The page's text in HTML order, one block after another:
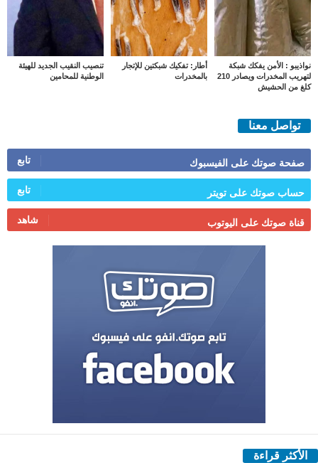
نواذيبو : الأمن يفكك شبكة
لتهريب المخدرات ويصادر 210
كلغ من الحشيش
أطار: تفكيك شبكتين للإتجار
بالمخدرات
تنصيب النقيب الجديد للهيئة
الوطنية للمحامين
تواصل معنا
صفحة صوتك على الفيسبوك تابع
حساب صوتك على تويتر تابع
قناة صوتك على اليوتوب شاهد
الأكثر قراءة